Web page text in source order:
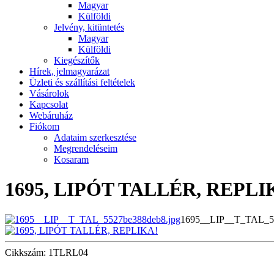
Magyar
Külföldi
Jelvény, kitüntetés
Magyar
Külföldi
Kiegészítők
Hírek, jelmagyarázat
Üzleti és szállítási feltételek
Vásárolok
Kapcsolat
Webáruház
Fiókom
Adataim szerkesztése
Megrendeléseim
Kosaram
1695, LIPÓT TALLÉR,
Cikkszám: 1TLRL04